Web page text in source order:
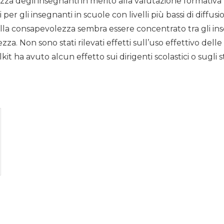
gli insegnanti in scuole con livelli più bassi di
consapevolezza sembra essere concentrato tra gli
Non sono stati rilevati effetti sull’uso effettivo
ha avuto alcun effetto sui dirigenti scolastici o sugli